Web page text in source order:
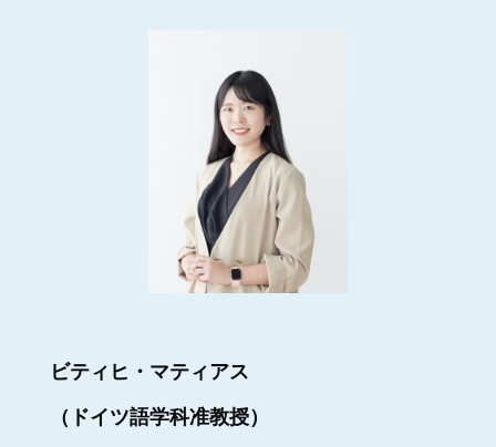
ビティヒ・マティアス
（ドイツ語学科准教授）